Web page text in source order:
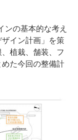
ンの基本的な考え
イン計画」を策
植栽、舗装、フ
た今回の整備計